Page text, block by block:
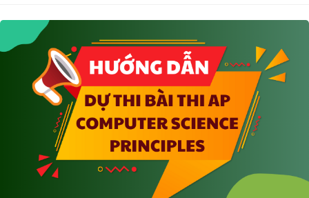
hoặc tại các trung tâm khảo thí AP được ủy quyền.